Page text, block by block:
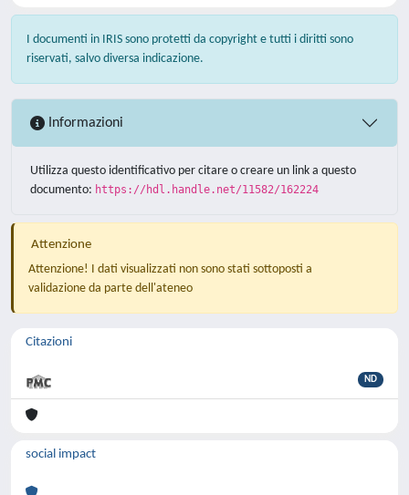
I documenti in IRIS sono protetti da copyright e tutti i diritti sono
riservati, salvo diversa indicazione.
Informazioni
Utilizza questo identificativo per citare o creare un link a questo
documento: https://hdl.handle.net/11582/162224
Attenzione
Attenzione! I dati visualizzati non sono stati sottoposti a
validazione da parte dell'ateneo
Citazioni
ND
social impact